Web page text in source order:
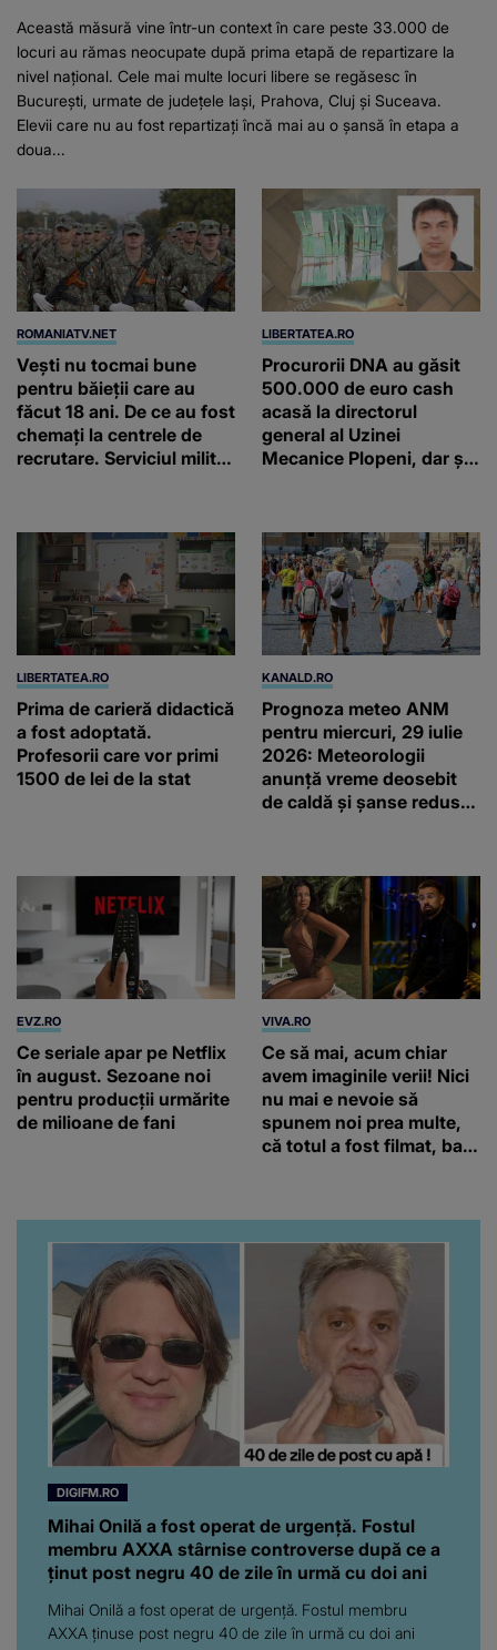
Această măsură vine într-un context în care peste 33.000 de
locuri au rămas neocupate după prima etapă de repartizare la
nivel național. Cele mai multe locuri libere se regăsesc în
București, urmate de județele Iași, Prahova, Cluj și Suceava.
Elevii care nu au fost repartizați încă mai au o șansă în etapa a
doua...
ROMANIATV.NET
Vești nu tocmai bune
pentru băieții care au
făcut 18 ani. De ce au fost
chemați la centrele de
recrutare. Serviciul militar
LIBERTATEA.RO
Procurorii DNA au găsit
500.000 de euro cash
acasă la directorul
general al Uzinei
Mecanice Plopeni, dar și
LIBERTATEA.RO
Prima de carieră didactică
a fost adoptată.
Profesorii care vor primi
1500 de lei de la stat
KANALD.RO
Prognoza meteo ANM
pentru miercuri, 29 iulie
2026: Meteorologii
anunță vreme deosebit
de caldă și șanse reduse
EVZ.RO
Ce seriale apar pe Netflix
în august. Sezoane noi
pentru producții urmărite
de milioane de fani
VIVA.RO
Ce să mai, acum chiar
avem imaginile verii! Nici
nu mai e nevoie să
spunem noi prea multe,
că totul a fost filmat, ba
da, frumoasa iubită a lui
Florin Ristei e...
DIGIFM.RO
Mihai Onilă a fost operat de urgență. Fostul
membru AXXA stârnise controverse după ce a
ținut post negru 40 de zile în urmă cu doi ani
Mihai Onilă a fost operat de urgență. Fostul membru
AXXA ținuse post negru 40 de zile în urmă cu doi ani